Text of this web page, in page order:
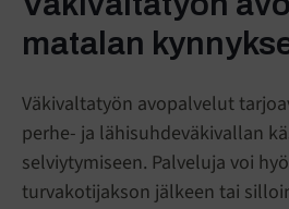
matalan
Väkivaltatyön avopalvelut
perhe- ja lähisuhdeväkivallan
selviytymiseen. Palveluja voi
turvakotijakson jälkeen tai